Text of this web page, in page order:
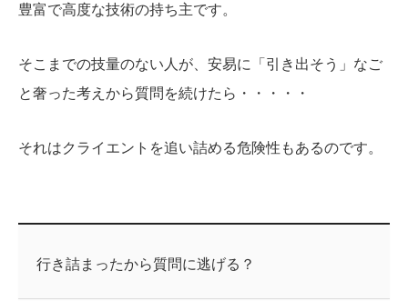
豊富で高度な技術の持ち主です。
そこまでの技量のない人が、安易に「引き出そう」なご
と奢った考えから質問を続けたら・・・・・
それはクライエントを追い詰める危険性もあるのです。
行き詰まったから質問に逃げる？